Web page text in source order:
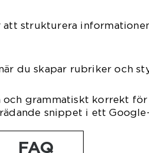
strukturera
du skapar rubriker och
och grammatiskt korrekt
snippet i ett
FAQ